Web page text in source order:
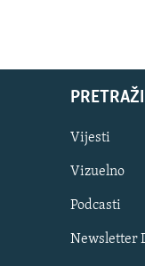
PRETRAŽI
Vijesti
Vizuelno
Podcasti
Newsletter